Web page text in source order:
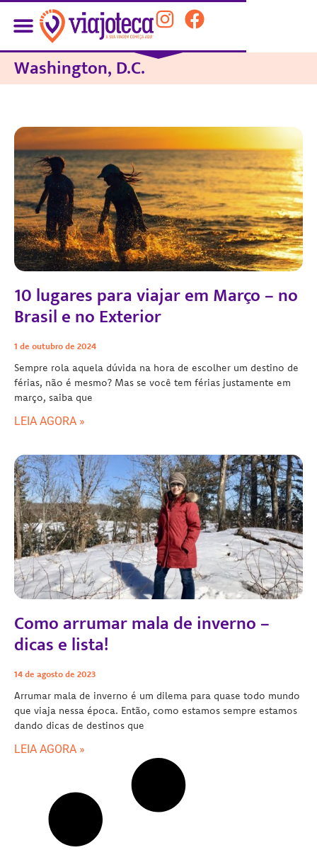
Washington, D.C.
10 lugares para viajar em Março – no
Brasil e no Exterior
1 de outubro de 2024
Sempre rola aquela dúvida na hora de escolher um destino de
férias, não é mesmo? Mas se você tem férias justamente em
março, saiba que
LEIA AGORA »
Como arrumar mala de inverno –
dicas e lista!
14 de agosto de 2023
Arrumar mala de inverno é um dilema para quase todo mundo
que viaja nessa época. Então, como estamos sempre estamos
dando dicas de destinos que
LEIA AGORA »